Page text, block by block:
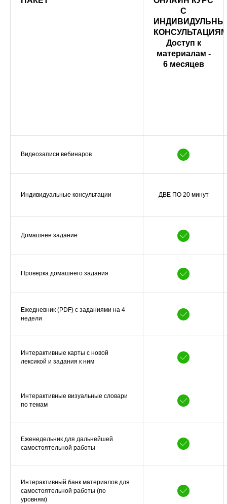
С
Доступ к
материалам -
6 месяцев
Видеозаписи вебинаров
Индивидуальные консультации ДВЕ ПО 20 минут
Домашнее задание
Проверка домашнего задания
Ежедневник (PDF) с заданиями на 4
недели
Интерактивные карты с новой
лексикой и задания к ним
Интерактивные визуальные словари
по темам
Еженедельник для дальнейшей
самостоятельной работы
Интерактивный банк материалов для
самостоятельной работы (по
уровням)